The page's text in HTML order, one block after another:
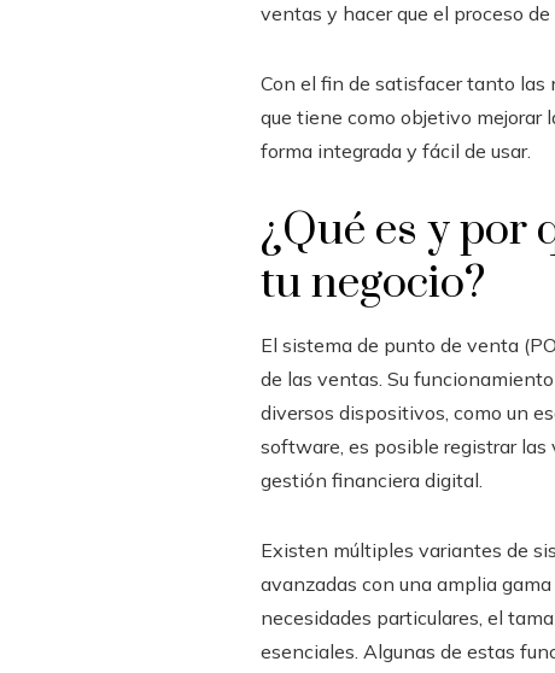
ventas y hacer que el proceso
Con el fin de satisfacer tanto las
que tiene como objetivo mejorar
forma integrada y fácil de usar.
¿Qué es y por
tu negocio?
El sistema de punto de venta
de las ventas. Su
diversos dispositivos, como un
software, es posible registrar
gestión financiera digital.
Existen múltiples variantes de
avanzadas con una amplia
necesidades particulares, el
esenciales. Algunas de estas